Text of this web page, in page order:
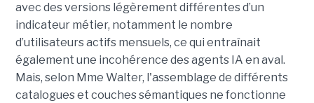
avec des versions légèrement différentes d’un
indicateur métier, notamment le nombre
d’utilisateurs actifs mensuels, ce qui entraînait
également une incohérence des agents IA en aval.
Mais, selon Mme Walter, l'assemblage de différents
catalogues et couches sémantiques ne fonctionne